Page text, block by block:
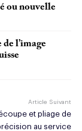
ou nouvelle
l’image
Article Suivant
et pliage de
au service